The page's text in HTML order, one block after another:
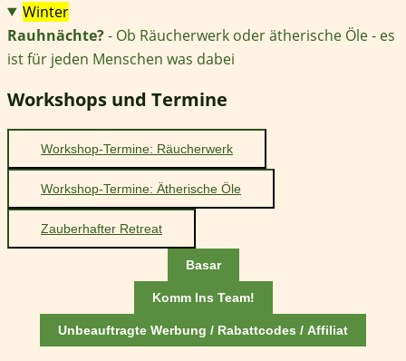
Winter
Rauhnächte?- Ob Räucherwerk oder ätherische Öle - es
ist für jeden Menschen was dabei
Workshops und Termine
Workshop-Termine: Räucherwerk
Workshop-Termine: Ätherische Öle
Zauberhafter Retreat
Basar
Komm Ins Team!
Unbeauftragte Werbung / Rabattcodes / Affiliat